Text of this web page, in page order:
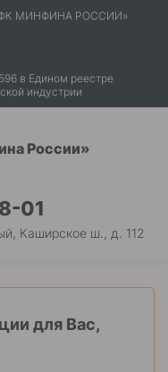
МИНФИНА РОССИИ»
в Едином реестре
индустрии
России»
01
Каширское ш., д. 112
для Вас,